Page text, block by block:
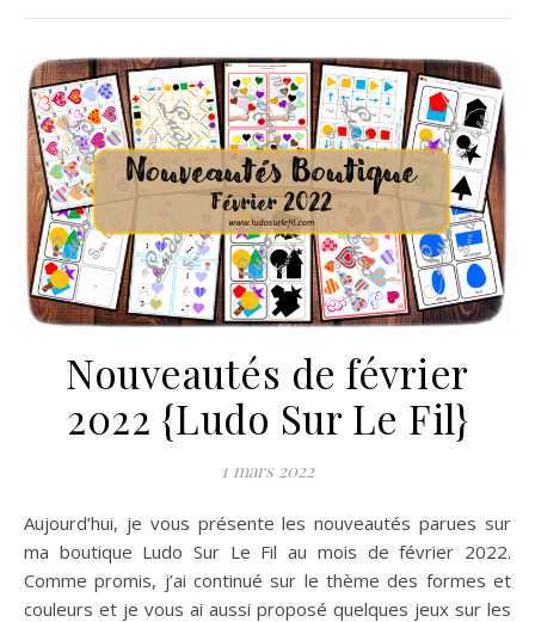
Nouveautés de février
2022 {Ludo Sur Le Fil}
1 mars 2022
Aujourd’hui, je vous présente les nouveautés parues sur
ma boutique Ludo Sur Le Fil au mois de février 2022.
Comme promis, j’ai continué sur le thème des formes et
couleurs et je vous ai aussi proposé quelques jeux sur les